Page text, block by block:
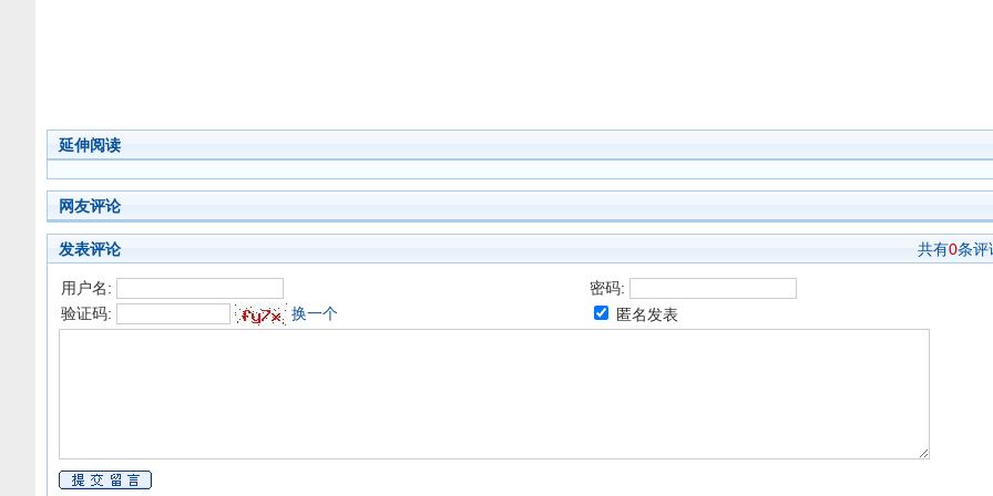
延伸阅读
网友评论
发表评论 共有0条评
用户名:
密码:
验证码:
换一个 匿名发表